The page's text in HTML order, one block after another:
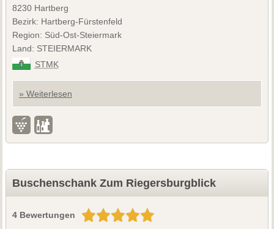
8230 Hartberg
Bezirk: Hartberg-Fürstenfeld
Region: Süd-Ost-Steiermark
Land: STEIERMARK
STMK
» Weiterlesen
Buschenschank Zum Riegersburgblick
4 Bewertungen